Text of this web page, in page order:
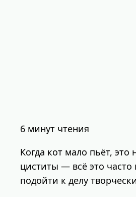
6 минут чтения
Когда кот мало пьёт,
циститы — всё это
подойти к делу